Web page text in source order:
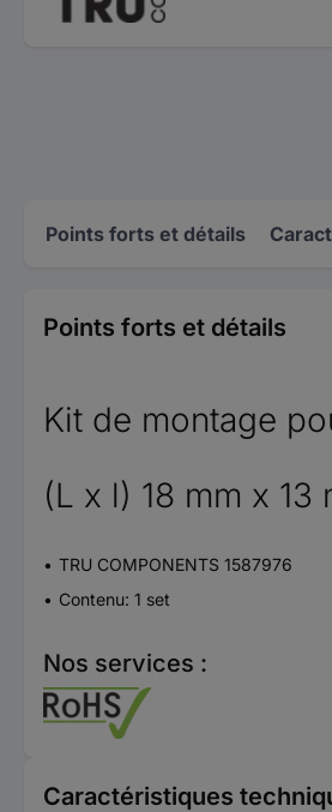
Points forts et détails
Points forts et détails
Kit de montage
(L x l) 18 mm x 13
TRU COMPONENTS 1587976
Contenu: 1 set
Nos services :
Caractéristiques